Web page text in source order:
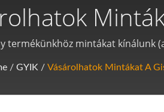
termékünkhöz mintákat kínálunk
/ GYIK / Vásárolhatok Mintákat A